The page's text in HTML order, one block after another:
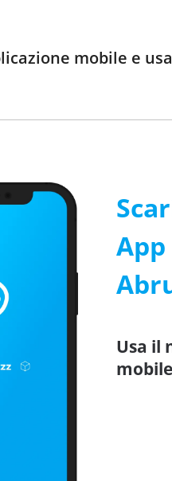
mobile e
Usa il